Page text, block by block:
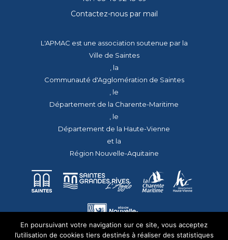
Contactez-nous par mail
L'APMAC est une association soutenue par la
Ville de Saintes
, la
Communauté d'Agglomération de Saintes
, le
Département de la Charente-Maritime
, le
Département de la Haute-Vienne
et la
Région Nouvelle-Aquitaine
En poursuivant votre navigation sur ce site, vous acceptez
l’utilisation de cookies tiers destinés à réaliser des statistiques